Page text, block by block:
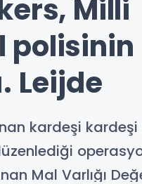
Milli
polisinin
Leijde
kardeşi
Mal Varlığı